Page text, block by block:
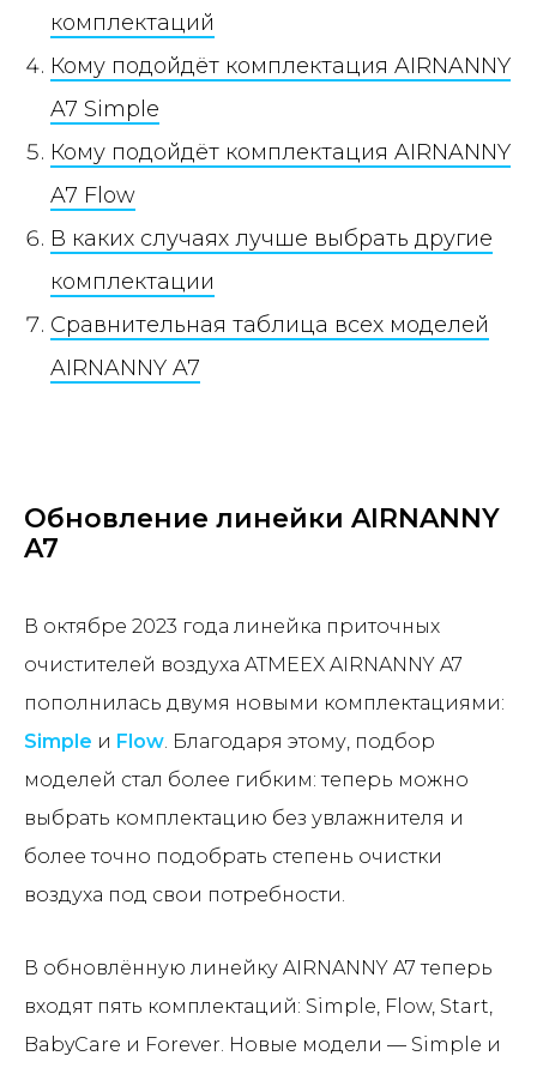
комплектаций
Кому подойдёт комплектация AIRNANNY
A7 Simple
Кому подойдёт комплектация AIRNANNY
A7 Flow
В каких случаях лучше выбрать другие
комплектации
Сравнительная таблица всех моделей
AIRNANNY A7
Обновление линейки AIRNANNY
A7
В октябре 2023 года линейка приточных
очистителей воздуха ATMEEX AIRNANNY A7
пополнилась двумя новыми комплектациями:
Simple и Flow . Благодаря этому, подбор
моделей стал более гибким: теперь можно
выбрать комплектацию без увлажнителя и
более точно подобрать степень очистки
воздуха под свои потребности.
В обновлённую линейку AIRNANNY A7 теперь
входят пять комплектаций: Simple, Flow, Start,
BabyCare и Forever. Новые модели — Simple и